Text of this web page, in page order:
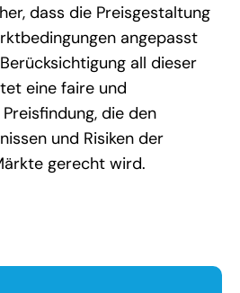
dass die Preisgestaltung
angepasst
all dieser
eine faire und
die den
und Risiken der
gerecht wird.